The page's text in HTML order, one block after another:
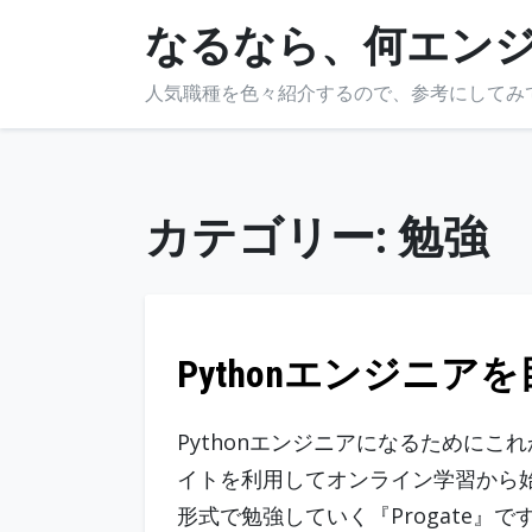
なるなら、何エン
人気職種を色々紹介するので、参考にしてみ
カテゴリー: 勉強
Pythonエンジニア
Pythonエンジニアになるためにこ
イトを利用してオンライン学習か
形式で勉強していく『Progate』で